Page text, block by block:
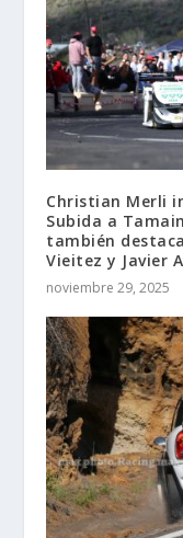
Christian Merli
Subida a
también
Vieitez y Javier
noviembre 29, 2025